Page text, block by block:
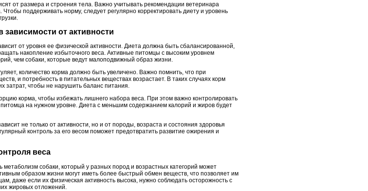
от размера и строения тела. Важно учитывать рекомендации ветеринара
поддерживать норму, следует регулярно корректировать диету и уровень
зависимости от активности
от уровня ее физической активности. Диета должна быть сбалансированной,
накопление избыточного веса. Активные питомцы с высоким уровнем
чем собаки, которые ведут малоподвижный образ жизни.
количество корма должно быть увеличено. Важно помнить, что при
и потребность в питательных веществах возрастает. В таких случаях корм
затрат, чтобы не нарушить баланс питания.
корма, чтобы избежать лишнего набора веса. При этом важно контролировать
на нужном уровне. Диета с меньшим содержанием калорий и жиров будет
не только от активности, но и от породы, возраста и состояния здоровья
контроль за его весом поможет предотвратить развитие ожирения и
веса
собаки, который у разных пород и возрастных категорий может
образом жизни могут иметь более быстрый обмен веществ, что позволяет им
даже если их физическая активность высока, нужно соблюдать осторожность с
жировых отложений.